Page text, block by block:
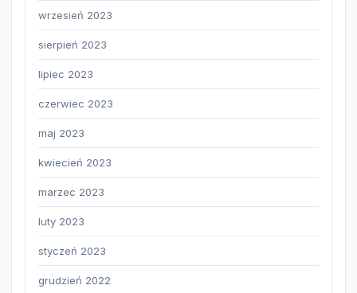
wrzesień 2023
sierpień 2023
lipiec 2023
czerwiec 2023
maj 2023
kwiecień 2023
marzec 2023
luty 2023
styczeń 2023
grudzień 2022